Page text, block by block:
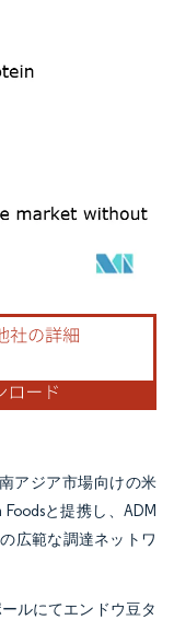
表示が必要です。
アジア市場向けの米
と提携し、ADM
広範な調達ネットワ
ルにてエンドウ豆タ